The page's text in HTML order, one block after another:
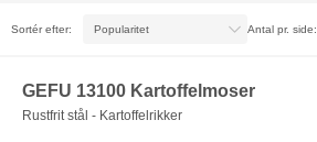
Sortér efter: Antal pr. side:
GEFU 13100 Kartoffelmoser
Rustfrit stål - Kartoffelrikker